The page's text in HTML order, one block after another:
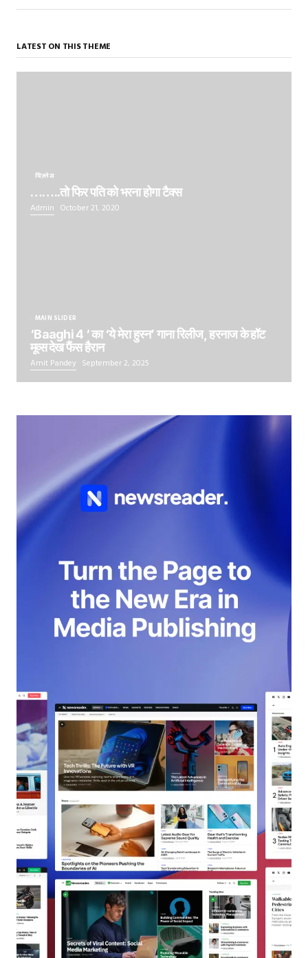
LATEST ON THIS THEME
बिज़नेस
……..तो फिर पति को भरना होगा टैक्स
Admin October 21, 2020
MAIN SLIDER
‘Baaghi 4 ‘ का ‘ये मेरा हुस्न’ गाना रिलीज, हरनाज के हॉट
मूव्स देख फैंस हैरान
Amit Pandey September 2, 2025